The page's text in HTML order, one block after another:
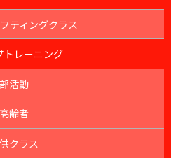
ティングクラス
トレーニング
部活動
高齢者
クラス